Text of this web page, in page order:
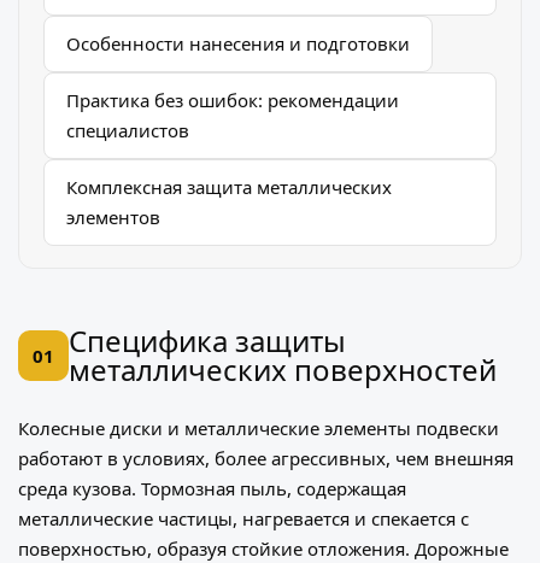
Особенности нанесения и подготовки
Практика без ошибок: рекомендации
специалистов
Комплексная защита металлических
элементов
01 Специфика защиты
металлических поверхностей
Колесные диски и металлические элементы подвески
работают в условиях, более агрессивных, чем внешняя
среда кузова. Тормозная пыль, содержащая
металлические частицы, нагревается и спекается с
поверхностью, образуя стойкие отложения. Дорожные